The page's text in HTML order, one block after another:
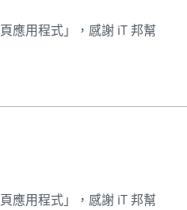
應用程式」，感謝 iT 邦幫
應用程式」，感謝 iT 邦幫